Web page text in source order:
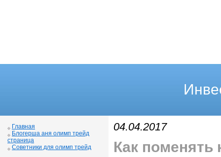
Главная
Блогерша аня олимп трейд
страница
Советники для олимп трейд
04.04.2017
Как поменять